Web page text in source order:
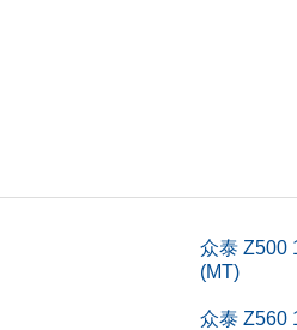
2700
5
众泰 Z500
(MT)
众泰 Z560